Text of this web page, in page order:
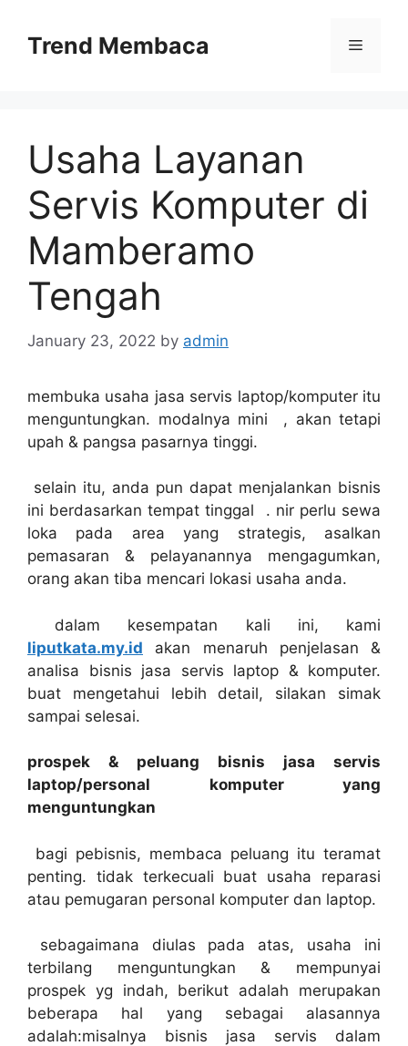
contentTrend Membaca Menu
Usaha Layanan
Servis Komputer di
Mamberamo
Tengah
January 23, 2022 by admin
membuka usaha jasa servis laptop/komputer itu
menguntungkan. modalnya mini , akan tetapi
upah & pangsa pasarnya tinggi.
selain itu, anda pun dapat menjalankan bisnis
ini berdasarkan tempat tinggal . nir perlu sewa
loka pada area yang strategis, asalkan
pemasaran & pelayanannya mengagumkan,
orang akan tiba mencari lokasi usaha anda.
dalam kesempatan kali ini, kami
liputkata.my.id akan menaruh penjelasan &
analisa bisnis jasa servis laptop & komputer.
buat mengetahui lebih detail, silakan simak
sampai selesai.
prospek & peluang bisnis jasa servis
laptop/personal komputer yang
menguntungkan
bagi pebisnis, membaca peluang itu teramat
penting. tidak terkecuali buat usaha reparasi
atau pemugaran personal komputer dan laptop.
sebagaimana diulas pada atas, usaha ini
terbilang menguntungkan & mempunyai
prospek yg indah, berikut adalah merupakan
beberapa hal yang sebagai alasannya
adalah:misalnya bisnis jasa servis dalam